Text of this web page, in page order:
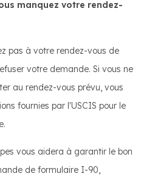
manquez votre rendez-
pas à votre rendez-vous de
votre demande. Si vous ne
au rendez-vous prévu, vous
fournies par l'USCIS pour le
vous aidera à garantir le bon
de formulaire I-90,